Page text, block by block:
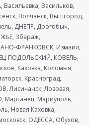
Васильков,
Волчанск, Вышгород,
ДНЕПР, Дрогобыч,
Збараж,
ФРАНКОВСК, Измаил,
ПОДОЛЬСКИЙ, КОВЕЛЬ,
Каховка, Коломыя,
Красноград,
Лисичанск, Лозовая,
Мариуполь,
Новая Каховка,
ОДЕССА, Обухов,